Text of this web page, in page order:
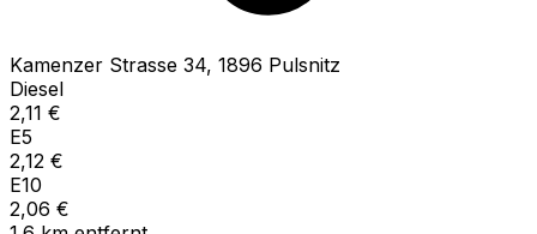
Kamenzer Strasse 34, 1896 Pulsnitz
Diesel
2,11 €
E5
2,12 €
E10
2,06 €